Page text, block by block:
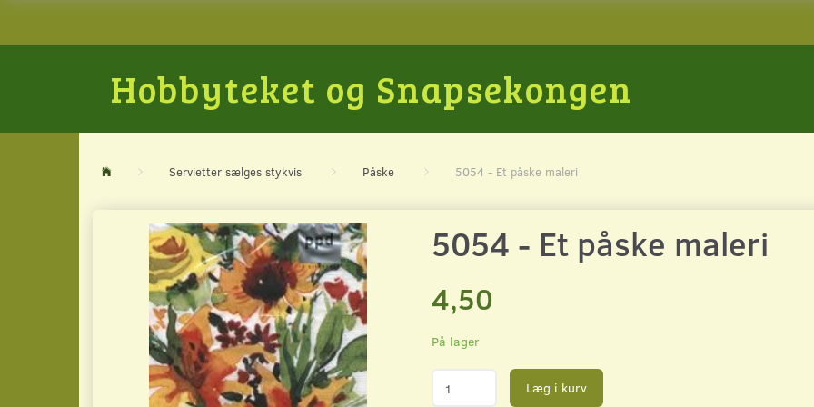
Hobbyteket og Snapsekongen
Servietter sælges stykvis Påske 5054 - Et påske maleri
5054 - Et påske maleri
4,50
På lager
Læg i kurv